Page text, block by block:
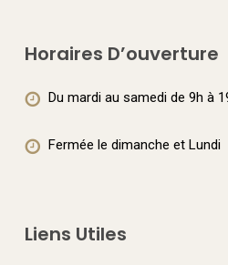
du
produit
Horaires D’ouverture
Du mardi au samedi de 9h à
Fermée le dimanche et Lundi
Liens Utiles